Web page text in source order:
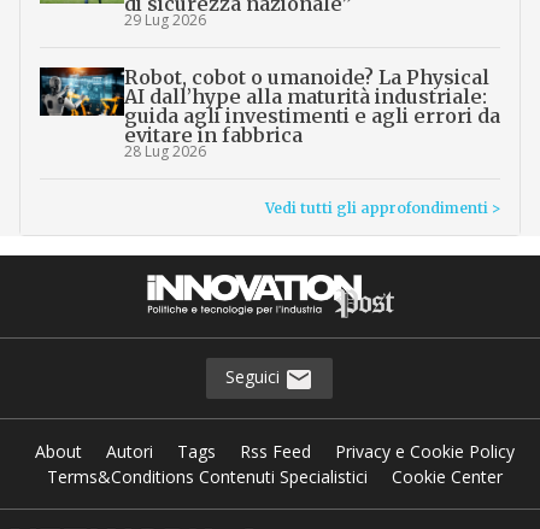
29 Lug 2026
Robot, cobot o umanoide? La Physical
AI dall’hype alla maturità industriale:
guida agli investimenti e agli errori da
evitare in fabbrica
28 Lug 2026
Vedi tutti gli approfondimenti >
Seguici
About Autori Tags Rss Feed
Privacy e Cookie Policy
Terms&Conditions Contenuti Specialistici
Cookie Center